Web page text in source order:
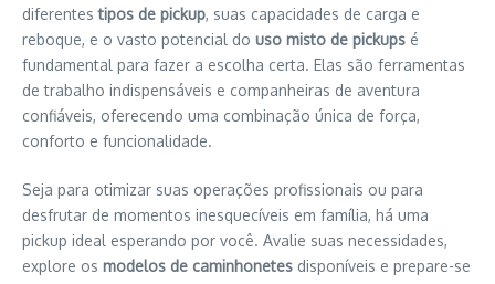
diferentestipos de pickup, suas capacidades de carga e
reboque, e o vasto potencial do uso misto de pickups é
fundamental para fazer a escolha certa. Elas são ferramentas
de trabalho indispensáveis e companheiras de aventura
confiáveis, oferecendo uma combinação única de força,
conforto e funcionalidade.
Seja para otimizar suas operações profissionais ou para
desfrutar de momentos inesquecíveis em família, há uma
pickup ideal esperando por você. Avalie suas necessidades,
explore os modelos de caminhonetes disponíveis e prepare-se